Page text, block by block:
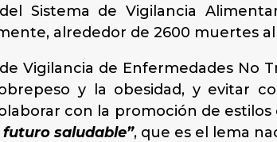
Sistema de Vigilancia
alrededor de 2600 muertes
Vigilancia de Enfermedades No
y la obesidad, y evitar
con la promoción de
saludable”, que es el lema